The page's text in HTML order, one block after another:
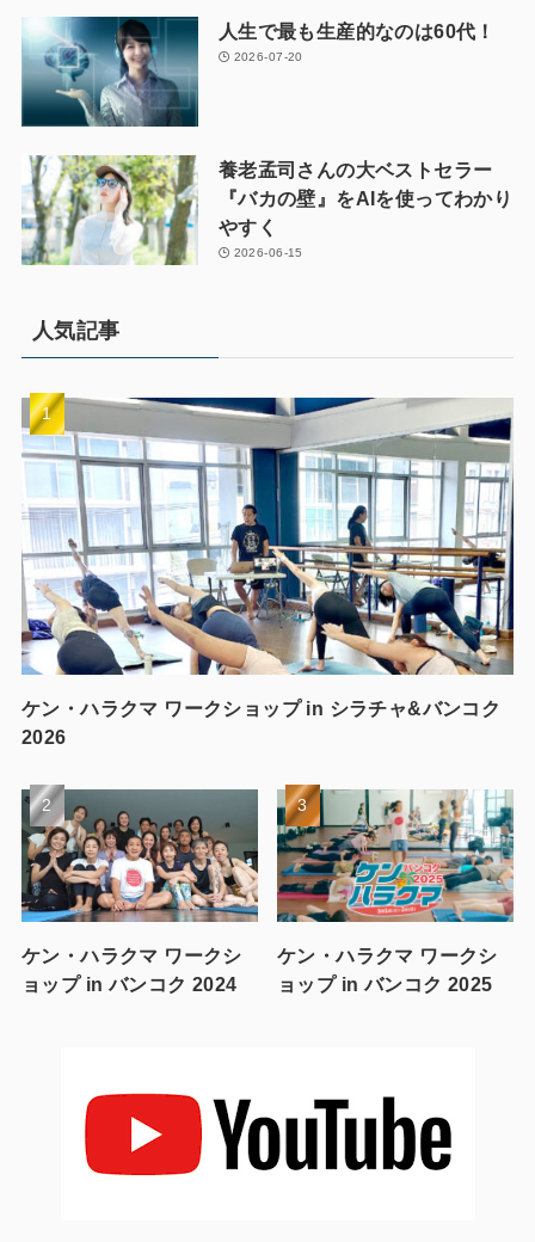
人生で最も生産的なのは60代！
2026-07-20
養老孟司さんの大ベストセラー
『バカの壁』をAIを使ってわかり
やすく
2026-06-15
人気記事
ケン・ハラクマ ワークショップ in シラチャ&バンコク
2026
ケン・ハラクマ ワークシ
ョップ in バンコク 2024
ケン・ハラクマ ワークシ
ョップ in バンコク 2025